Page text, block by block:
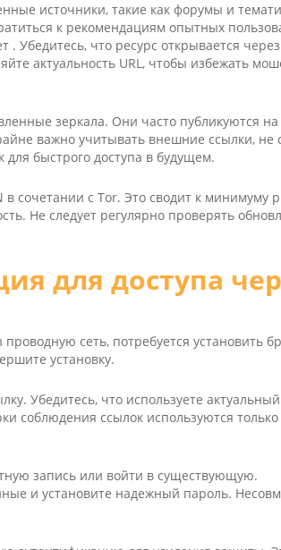
источники, такие как форумы и
к рекомендациям опытных
. Убедитесь, что ресурс открывается
актуальность URL, чтобы избежать
зеркала. Они часто публикуются на
важно учитывать внешние ссылки, не
быстрого доступа в будущем.
сочетании с Tor. Это сводит к минимуму
Не следует регулярно проверять
для доступа
сеть, потребуется установить
установку.
Убедитесь, что используете
соблюдения ссылок используются
запись или войти в существующую.
и установите надежный пароль.